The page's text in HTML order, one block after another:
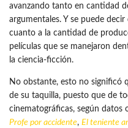
avanzando tanto en cantidad
argumentales. Y se puede
cuanto a la cantidad de
películas que se manejaron
la ciencia-ficción.
No obstante, esto no significó
de su taquilla, puesto que de
cinematográficas, según datos
Profe por accidente, El teniente